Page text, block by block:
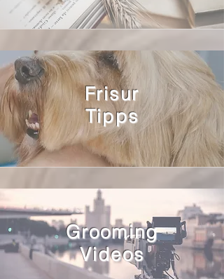
Frisur
Tipps
Grooming
Videos